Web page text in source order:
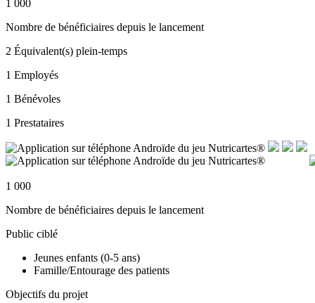
1 000
Nombre de bénéficiaires depuis le lancement
2 Équivalent(s) plein-temps
1 Employés
1 Bénévoles
1 Prestataires
1 000
Nombre de bénéficiaires depuis le lancement
Public ciblé
Jeunes enfants (0-5 ans)
Famille/Entourage des patients
Objectifs du projet